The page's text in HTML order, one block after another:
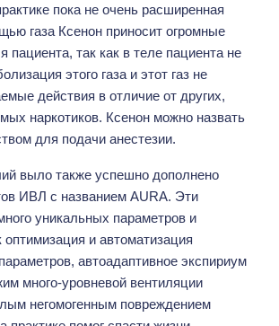
пока не очень расширенная
газа Ксенон приносит огромные
пациента, так как в теле пациента не
этого газа и этот газ не
действия в отличие от других,
наркотиков. Ксенон можно назвать
для подачи анестезии.
выло также успешно дополнено
ИВЛ с названием AURA. Эти
уникальных параметров и
оптимизация и автоматизация
автоадаптивное экспириум
много-уровневой вентиляции
негомогенным повреждением